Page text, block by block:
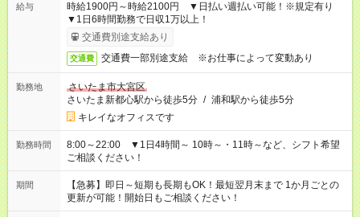
給与
時給1900円～時給2100円 ▼日払い週払い可能！※規定有り
▼1日6時間勤務で日収1万以上！
交通費別途支給あり
交通費 交通費一部別途支給 ※お仕事によって変動あり
勤務地
さいたま市大宮区
さいたま新都心駅から徒歩5分 / 浦和駅から徒歩5分
キレイなオフィスです
勤務時間
8:00～22:00 ▼1日4時間～ 10時～・11時～など、シフト希望
ご相談ください！
期間
【急募】即日～短期も長期もOK！最短翌月末まで 1か月ごとの
更新が可能！開始日もご相談ください！